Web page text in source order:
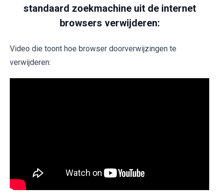
standaard zoekmachine uit de internet
browsers verwijderen:
Video die toont hoe browser doorverwijzingen te
verwijderen: